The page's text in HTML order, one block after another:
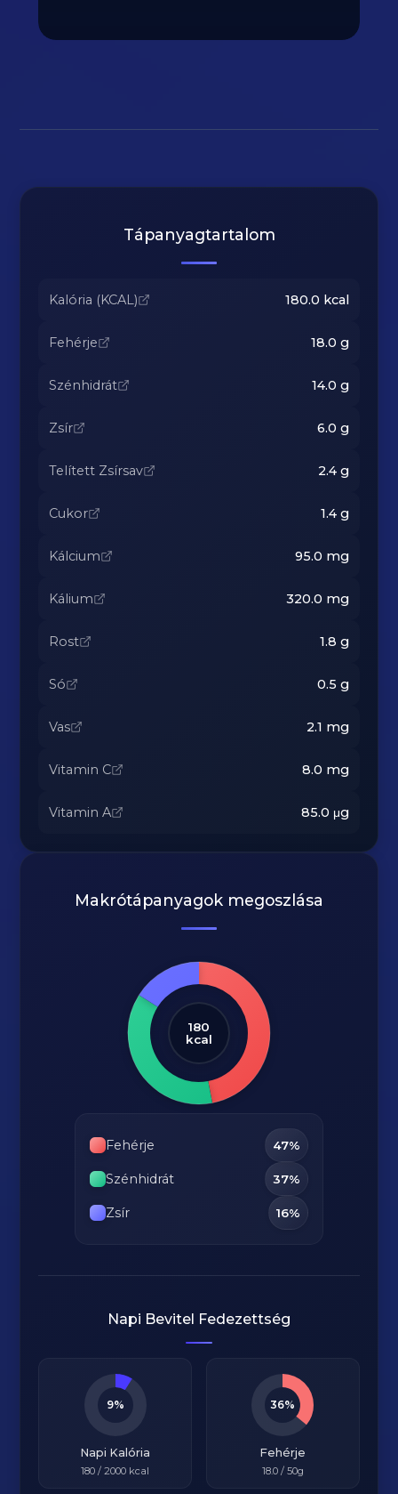
Tápanyagtartalom
Kalória (KCAL) 180.0 kcal
Fehérje 18.0 g
Szénhidrát 14.0 g
Zsír 6.0 g
Telített Zsírsav 2.4g
Cukor 1.4g
Kálcium 95.0 mg
Kálium 320.0 mg
Rost 1.8 g
Só 0.5 g
Vas 2.1 mg
Vitamin C 8.0 mg
Vitamin A 85.0 μg
Makrótápanyagok megoszlása
180
kcal
Fehérje 47%
Szénhidrát 37%
Zsír 16%
Napi Bevitel Fedezettség
9%
Napi Kalória
180 /2000 kcal
36%
Fehérje
18.0/ 50g